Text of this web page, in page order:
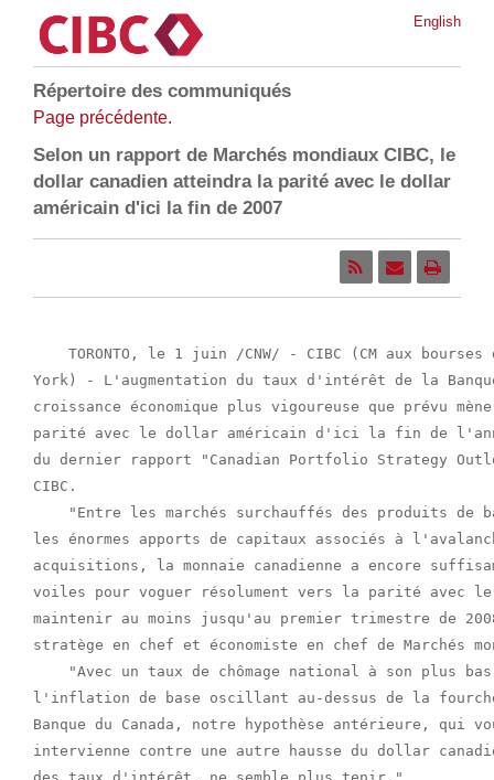
English
Répertoire des communiqués
Page précédente.
Selon un rapport de Marchés mondiaux CIBC, le
dollar canadien atteindra la parité avec le dollar
américain d'ici la fin de 2007
TORONTO, le 1 juin /CNW/ - CIBC (CM aux bourses
York) - L'augmentation du taux d'intérêt de la
croissance économique plus vigoureuse que prévu
parité avec le dollar américain d'ici la fin de
du dernier rapport "Canadian Portfolio Strategy
CIBC.
"Entre les marchés surchauffés des produits de
les énormes apports de capitaux associés à
acquisitions, la monnaie canadienne a encore
voiles pour voguer résolument vers la parité avec
maintenir au moins jusqu'au premier trimestre de
stratège en chef et économiste en chef de Marchés
"Avec un taux de chômage national à son plus
l'inflation de base oscillant au-dessus de la
Banque du Canada, notre hypothèse antérieure, qui
intervienne contre une autre hausse du dollar